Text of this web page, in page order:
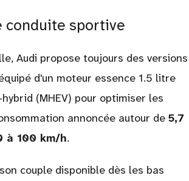
conduite sportive
Audi propose toujours des versions
d'un moteur essence 1.5 litre
(MHEV) pour optimiser les
annoncée autour de 5,7
à 100 km/h.
couple disponible dès les bas